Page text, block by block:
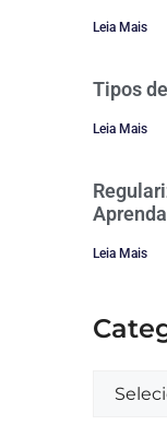
Leia Mais
Tipos
Leia Mais
Leia Mais